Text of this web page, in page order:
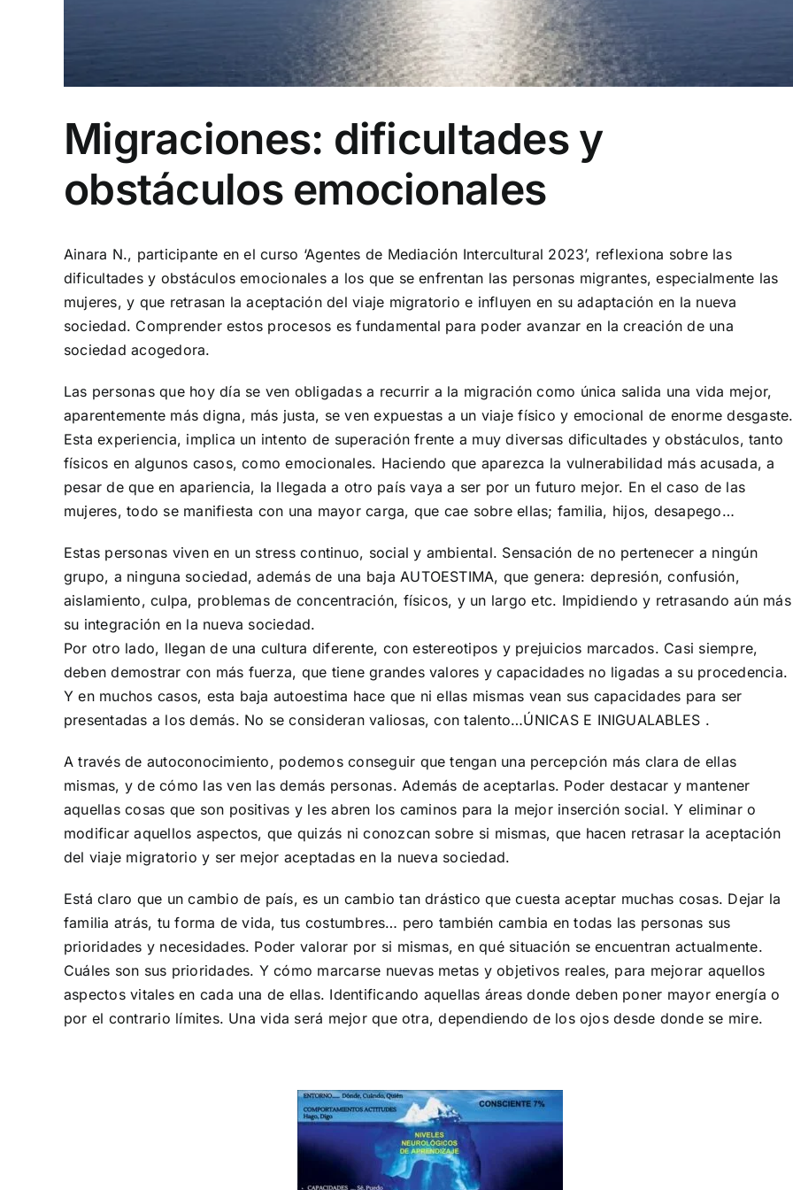
Migraciones: dificultades y
obstáculos emocionales
Ainara N., participante en el curso ‘Agentes de Mediación Intercultural 2023’, reflexiona sobre las
dificultades y obstáculos emocionales a los que se enfrentan las personas migrantes, especialmente las
mujeres, y que retrasan la aceptación del viaje migratorio e influyen en su adaptación en la nueva
sociedad. Comprender estos procesos es fundamental para poder avanzar en la creación de una
sociedad acogedora.
Las personas que hoy día se ven obligadas a recurrir a la migración como única salida una vida mejor,
aparentemente más digna, más justa, se ven expuestas a un viaje físico y emocional de enorme desgaste.
Esta experiencia, implica un intento de superación frente a muy diversas dificultades y obstáculos, tanto
físicos en algunos casos, como emocionales. Haciendo que aparezca la vulnerabilidad más acusada, a
pesar de que en apariencia, la llegada a otro país vaya a ser por un futuro mejor. En el caso de las
mujeres, todo se manifiesta con una mayor carga, que cae sobre ellas; familia, hijos, desapego…
Estas personas viven en un stress continuo, social y ambiental. Sensación de no pertenecer a ningún
grupo, a ninguna sociedad, además de una baja AUTOESTIMA, que genera: depresión, confusión,
aislamiento, culpa, problemas de concentración, físicos, y un largo etc. Impidiendo y retrasando aún más
su integración en la nueva sociedad.
Por otro lado, llegan de una cultura diferente, con estereotipos y prejuicios marcados. Casi siempre,
deben demostrar con más fuerza, que tiene grandes valores y capacidades no ligadas a su procedencia.
Y en muchos casos, esta baja autoestima hace que ni ellas mismas vean sus capacidades para ser
presentadas a los demás. No se consideran valiosas, con talento…ÚNICAS E INIGUALABLES .
A través de autoconocimiento, podemos conseguir que tengan una percepción más clarade ellas
mismas, y de cómo las ven las demás personas. Además de aceptarlas. Poder destacar y mantener
aquellas cosas que son positivas y les abren los caminos para la mejor inserción social. Y eliminar o
modificar aquellos aspectos, que quizás ni conozcan sobre si mismas, que hacen retrasar la aceptación
del viaje migratorio y ser mejor aceptadas en la nueva sociedad.
Está claro que un cambio de país, es un cambio tan drástico que cuesta aceptar muchas cosas. Dejar la
familia atrás, tu forma de vida, tus costumbres… pero también cambia en todas las personas sus
prioridades y necesidades. Poder valorar por si mismas, en qué situación se encuentran actualmente.
Cuáles son sus prioridades. Y cómo marcarse nuevas metas y objetivos reales, para mejorar aquellos
aspectos vitales en cada una de ellas. Identificando aquellas áreas donde deben poner mayor energía o
por el contrario límites. Una vida será mejor que otra, dependiendo de los ojos desde donde se mire.